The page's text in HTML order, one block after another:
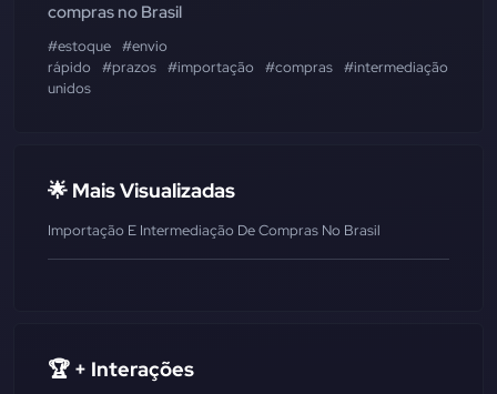
compras no Brasil
#estoque #envio
rápido
#prazos #importação #compras #intermediação
unidos
🌟 Mais Visualizadas
Importação E Intermediação De Compras No Brasil
🏆 + Interações